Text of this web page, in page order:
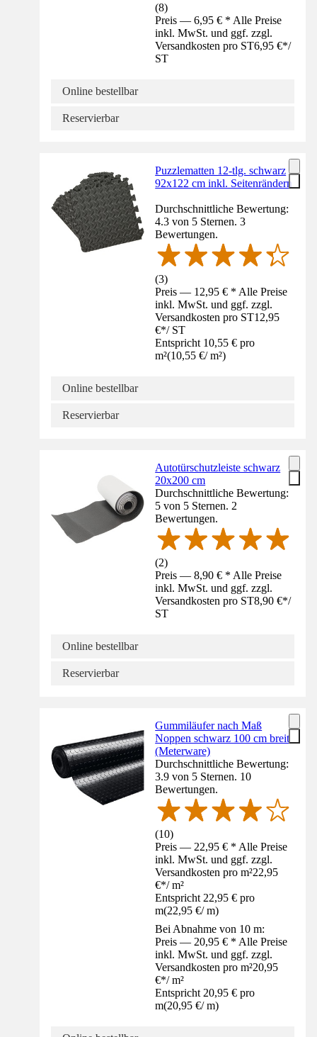
(8)
Preis — 6,95 € * Alle Preise
inkl. MwSt. und ggf. zzgl.
Versandkosten pro ST6,95 €*/
ST
Online bestellbar
Reservierbar
Puzzlematten 12-tlg. schwarz
92x122 cm inkl. Seitenrändern
Durchschnittliche Bewertung:
4.3 von 5 Sternen. 3
Bewertungen.
(3)
Preis — 12,95 € * Alle Preise
inkl. MwSt. und ggf. zzgl.
Versandkosten pro ST12,95
€*/ ST
Entspricht 10,55 € pro
m²(10,55 €/ m²)
Online bestellbar
Reservierbar
Autotürschutzleiste schwarz
20x200 cm
Durchschnittliche Bewertung:
5 von 5 Sternen. 2
Bewertungen.
(2)
Preis — 8,90 € * Alle Preise
inkl. MwSt. und ggf. zzgl.
Versandkosten pro ST8,90 €*/
ST
Online bestellbar
Reservierbar
Gummiläufer nach Maß
Noppen schwarz 100 cm breit
(Meterware)
Durchschnittliche Bewertung:
3.9 von 5 Sternen. 10
Bewertungen.
(10)
Preis — 22,95 € * Alle Preise
inkl. MwSt. und ggf. zzgl.
Versandkosten pro m²22,95
€*/ m²
Entspricht 22,95 € pro
m(22,95 €/ m)
Bei Abnahme von 10 m:
Preis — 20,95 € * Alle Preise
inkl. MwSt. und ggf. zzgl.
Versandkosten pro m²20,95
€*/ m²
Entspricht 20,95 € pro
m(20,95 €/ m)